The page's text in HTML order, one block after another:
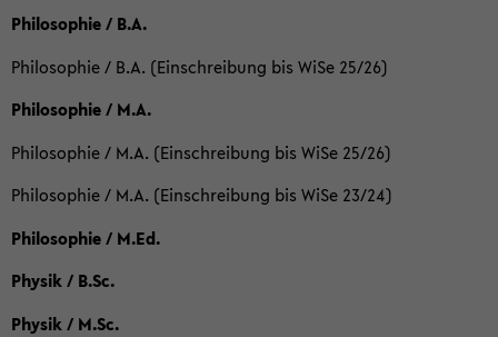
Philosophie / B.A.
Philosophie / B.A. (Einschreibung bis WiSe 25/26)
Philosophie / M.A.
Philosophie / M.A. (Einschreibung bis WiSe 25/26)
Philosophie / M.A. (Einschreibung bis WiSe 23/24)
Philosophie / M.Ed.
Physik / B.Sc.
Physik / M.Sc.